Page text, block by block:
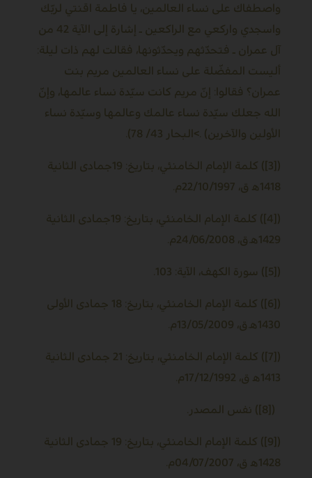
واصطفاك على نساء العالمين، يا فاطمة اقنتي لربّك
واسجدي واركعي مع الراكعين ـ إشارة إلى الآية 42 من
آل عمران ـ فتحدّثهم ويحدّثونها، فقالت لهم ذات ليلة:
أليست المفضّلة على نساء العالمين مريم بنت
عمران؟ فقالوا: إنّ مريم كانت سيّدة نساء عالمها، وإنّ
الله جعلك سيّدة نساء عالمك وعالمها وسيّدة نساء
الأولين والآخرين <. ( البحار 43/ 78).
([3]) كلمة الإمام الخامنئي، بتاريخ: 19جمادى الثانية
1418ﻫ ق، 22/10/1997م.
([4]) كلمة الإمام الخامنئي، بتاريخ: 19جمادى الثانية
1429ﻫ.ق، 24/06/2008م.
([5]) سورة الكهف، الآية: 103.
([6]) كلمة الإمام الخامنئي، بتاريخ: 18 جمادى الأولى
1430ﻫ.ق، 13/05/2009م.
([7]) كلمة الإمام الخامنئي، بتاريخ: 21 جمادى الثانية
1413ﻫ ق، 17/12/1992م.
([8]) نفس المصدر.
([9]) كلمة الإمام الخامنئي، بتاريخ: 19 جمادى الثانية
1428ﻫ ق، 04/07/2007م.